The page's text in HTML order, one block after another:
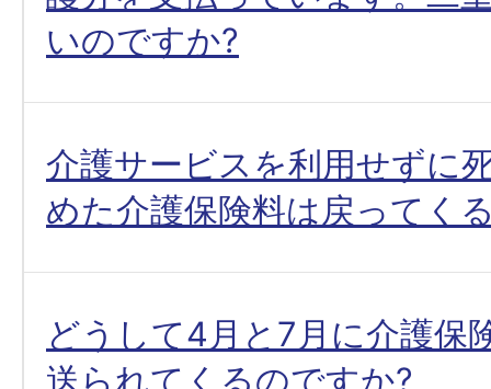
いのですか?
介護サービスを利用せずに
めた介護保険料は戻ってく
どうして4月と7月に介護保
送られてくるのですか?